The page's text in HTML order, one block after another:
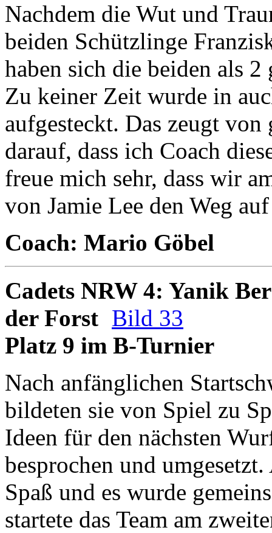
Nachdem die Wut und
beiden Schützlinge
haben sich die beiden als
Zu keiner Zeit wurde in
aufgesteckt. Das zeugt
darauf, dass ich Coach
freue mich sehr, dass wir
von Jamie Lee den Weg
Coach: Mario Göbel
Cadets NRW 4: Yanik
der Forst Bild 33
Platz 9 im B-Turnier
Nach anfänglichen
bildeten sie von Spiel zu
Ideen für den nächsten
besprochen und
Spaß und es wurde
startete das Team am